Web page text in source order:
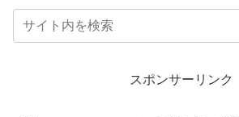
スポンサーリンク